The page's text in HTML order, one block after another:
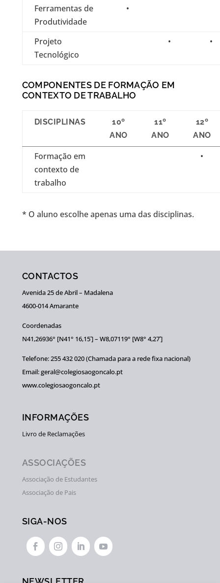
Ferramentas de
Produtividade
•
Projeto
Tecnológico
• •
COMPONENTES DE FORMAÇÃO EM
CONTEXTO DE TRABALHO
DISCIPLINAS
10º
ANO
11º
ANO
12º
ANO
Formação em
contexto de
trabalho
•
* O aluno escolhe apenas uma das disciplinas.
CONTACTOS
Avenida 25 de Abril – Madalena
4600-014 Amarante
Coordenadas
N41,26936° [N41° 16,15ʹ] – W8,07119° [W8° 4,27ʹ]
Telefone: 255 432 020 (Chamada para a rede fixa nacional)
Email: geral@colegiosaogoncalo.pt
www.colegiosaogoncalo.pt
INFORMAÇÕES
Livro de Reclamações
ASSOCIAÇÕES
Associação de Estudantes
Associação de Pais
SIGA-NOS
   